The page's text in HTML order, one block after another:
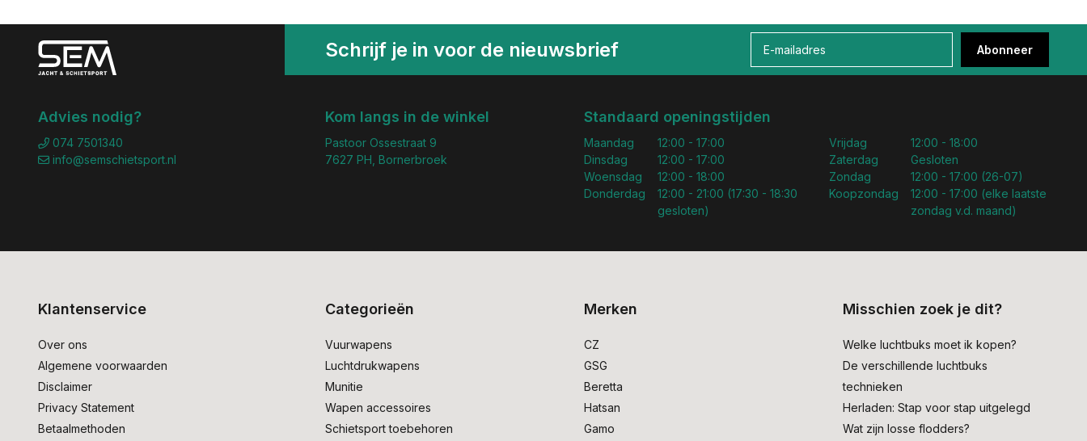
Schrijf je in voor de nieuwsbrief Abonneer
Advies nodig?
074 7501340
info@semschietsport.nl
Kom langs in de winkel
Pastoor Ossestraat 9
7627 PH, Bornerbroek
Standaard openingstijden
Maandag
Dinsdag
Woensdag
Donderdag
12:00 - 17:00
12:00 - 17:00
12:00 - 18:00
12:00 - 21:00 (17:30 - 18:30
gesloten)
Vrijdag
Zaterdag
Zondag
Koopzondag
12:00 - 18:00
Gesloten
12:00 - 17:00 (26-07)
12:00 - 17:00 (elke laatste
zondag v.d. maand)
Klantenservice
Over ons
Algemene voorwaarden
Disclaimer
Privacy Statement
Betaalmethoden
Categorieën
Vuurwapens
Luchtdrukwapens
Munitie
Wapen accessoires
Schietsport toebehoren
Merken
CZ
GSG
Beretta
Hatsan
Gamo
Misschien zoek je dit?
Welke luchtbuks moet ik kopen?
De verschillende luchtbuks
technieken
Herladen: Stap voor stap uitgelegd
Wat zijn losse flodders?